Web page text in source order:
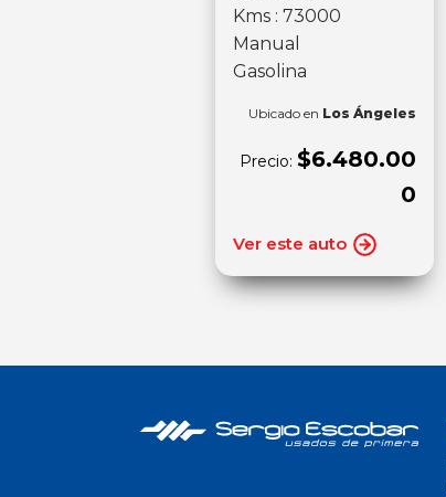
Kms : 73000
Manual
Gasolina
Ubicado en Los Ángeles
Precio: $6.480.00
0
Ver este auto